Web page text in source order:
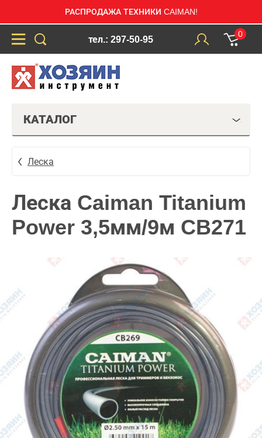
РАСПРОДАЖА ТЕХНИКИ CAIMAN!
тел.: 297-50-95
0
КАТАЛОГ
Леска
Леска Caiman Titanium
Power 3,5мм/9м CB271